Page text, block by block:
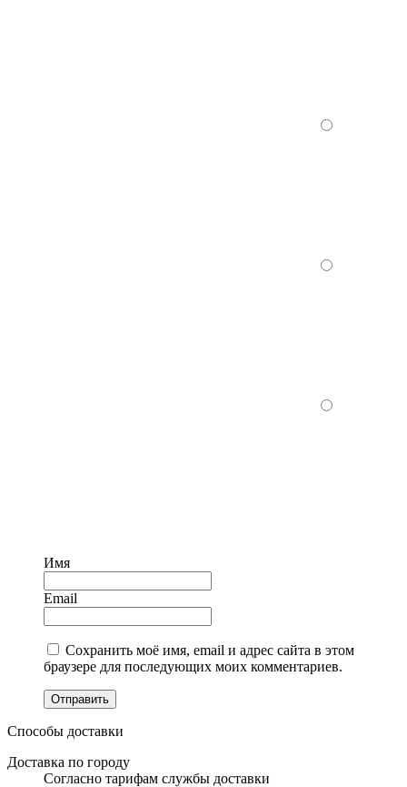
Имя
Email
Сохранить моё имя, email и адрес сайта в этом
браузере для последующих моих комментариев.
Отправить
Способы доставки
Доставка по городу
Согласно тарифам службы доставки